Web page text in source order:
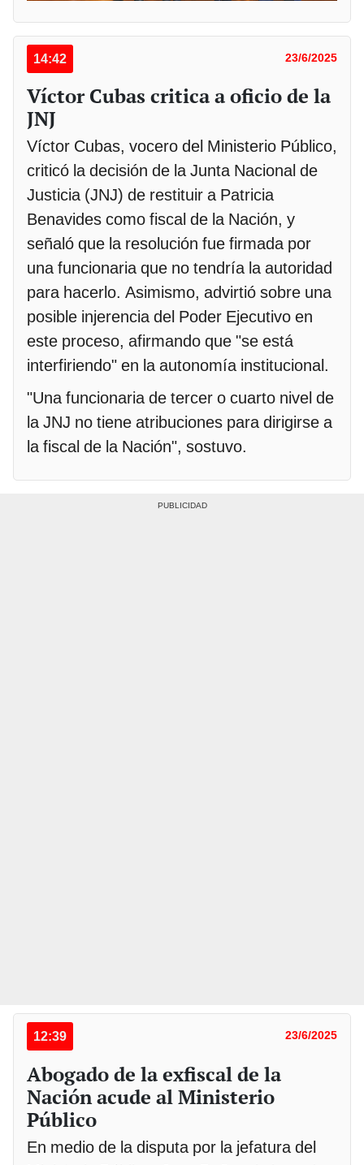
14:42 23/6/2025
Víctor Cubas critica a oficio de la
JNJ
Víctor Cubas, vocero del Ministerio Público,
criticó la decisión de la Junta Nacional de
Justicia (JNJ) de restituir a Patricia
Benavides como fiscal de la Nación, y
señaló que la resolución fue firmada por
una funcionaria que no tendría la autoridad
para hacerlo. Asimismo, advirtió sobre una
posible injerencia del Poder Ejecutivo en
este proceso, afirmando que "se está
interfiriendo" en la autonomía institucional.
"Una funcionaria de tercer o cuarto nivel de
la JNJ no tiene atribuciones para dirigirse a
la fiscal de la Nación", sostuvo.
12:39 23/6/2025
Abogado de la exfiscal de la
Nación acude al Ministerio
Público
En medio de la disputa por la jefatura del